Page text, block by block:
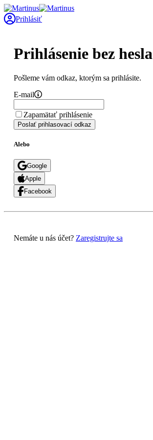
Prihlásiť
Prihlásenie bez hesla
Pošleme vám odkaz, ktorým sa prihlásite.
E-mail
Zapamätať prihlásenie
Poslať prihlasovací odkaz
Alebo
Google
Apple
Facebook
Nemáte u nás účet? Zaregistrujte sa